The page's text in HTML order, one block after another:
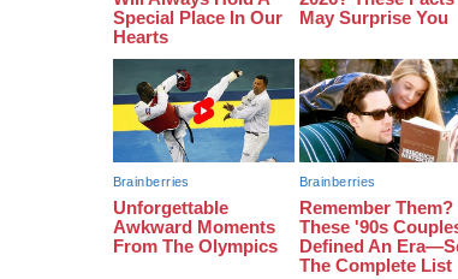
07:23 Уманські міграційники видворили з
термін у колонії